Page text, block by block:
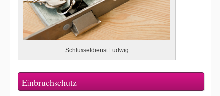
Schlüsseldienst Ludwig
Einbruchschutz